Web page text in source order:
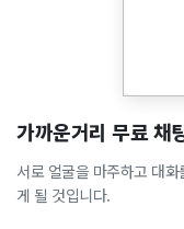
가까운거리 무료 채
서로 얼굴을 마주하고 대
게 될 것입니다.